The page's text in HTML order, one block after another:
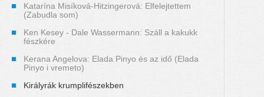
Katarína Misíková-Hitzingerová: Elfelejtettem
(Zabudla som)
Ken Kesey - Dale Wassermann: Száll a kakukk
fészkére
Kerana Angelova: Elada Pinyo és az idő (Elada
Pinyo i vremeto)
Királyrák krumplifészekben